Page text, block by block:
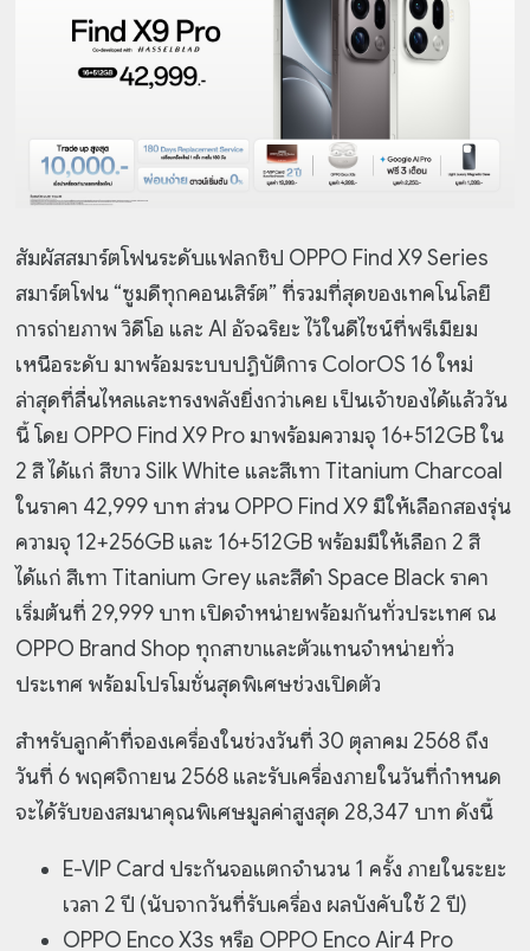
สัมผัสสมาร์ตโฟนระดับแฟลกชิป OPPO Find X9 Series
สมาร์ตโฟน “ซูมดีทุกคอนเสิร์ต” ที่รวมที่สุดของเทคโนโลยี
การถ่ายภาพ วิดีโอ และ AI อัจฉริยะ ไว้ในดีไซน์ที่พรีเมียม
เหนือระดับ มาพร้อมระบบปฏิบัติการ ColorOS 16 ใหม่
ล่าสุดที่ลื่นไหลและทรงพลังยิ่งกว่าเคย เป็นเจ้าของได้แล้ววัน
นี้ โดย OPPO Find X9 Pro มาพร้อมความจุ 16+512GB ใน
2 สี ได้แก่ สีขาว Silk White และสีเทา Titanium Charcoal
ในราคา 42,999 บาท ส่วน OPPO Find X9 มีให้เลือกสองรุ่น
ความจุ 12+256GB และ 16+512GB พร้อมมีให้เลือก 2 สี
ได้แก่ สีเทา Titanium Grey และสีดำ Space Black ราคา
เริ่มต้นที่ 29,999 บาท เปิดจำหน่ายพร้อมกันทั่วประเทศ ณ
OPPO Brand Shop ทุกสาขาและตัวแทนจำหน่ายทั่ว
ประเทศ พร้อมโปรโมชั่นสุดพิเศษช่วงเปิดตัว
สำหรับลูกค้าที่จองเครื่องในช่วงวันที่ 30 ตุลาคม 2568 ถึง
วันที่ 6 พฤศจิกายน 2568 และรับเครื่องภายในวันที่กําหนด
จะได้รับของสมนาคุณพิเศษมูลค่าสูงสุด 28,347 บาท ดังนี้
E-VIP Card ประกันจอแตกจํานวน 1 ครั้ง ภายในระยะ
เวลา 2 ปี (นับจากวันที่รับเครื่อง ผลบังคับใช้ 2 ปี)
OPPO Enco X3s หรือ OPPO Enco Air4 Pro